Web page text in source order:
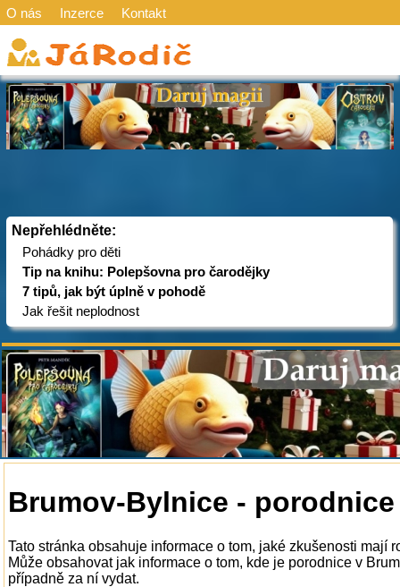
O nás Inzerce Kontakt
Nepřehlédněte:
Pohádky pro děti
Tip na knihu: Polepšovna pro čarodějky
7 tipů, jak být úplně v pohodě
Jak řešit neplodnost
Brumov-Bylnice - porodnice
Tato stránka obsahuje informace o tom, jaké zkušenosti mají
Může obsahovat jak informace o tom, kde je porodnice v
případně za ní vydat.